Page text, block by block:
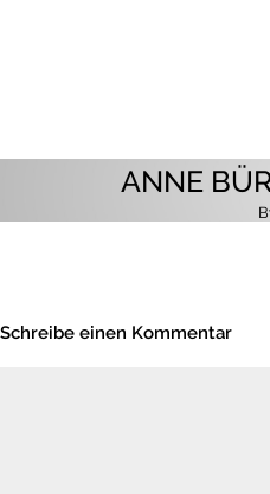
ANNE
Schreibe einen Kommentar